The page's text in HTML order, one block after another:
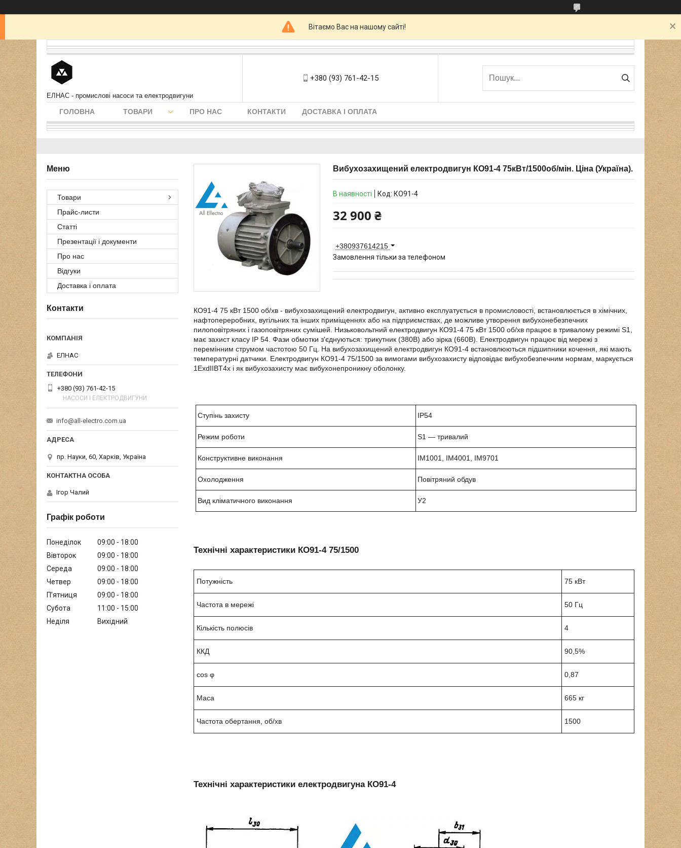
Вітаємо Вас на нашому сайті!
ЕЛНАС - промислові насоси та електродвигуни
+380 (93) 761-42-15
ГОЛОВНА ТОВАРИ ПРО НАС КОНТАКТИ ДОСТАВКА І ОПЛАТА
Вибухозахищений електродвигун КО91-4 75кВт/1500об/мін. Ціна (Україна).
В наявності Код: КО91-4
32 900 ₴
+380937614215
Замовлення тільки за телефоном
КО91-4 75 кВт 1500 об/хв - вибухозахищений електродвигун, активно експлуатується в промисловості, встановлюється в хімічних,
нафтопереробних, вугільних та інших приміщеннях або на підприємствах, де можливе утворення вибухонебезпечних
пилоповітряних і газоповітряних сумішей. Низьковольтний електродвигун КО91-4 75 кВт 1500 об/хв працює в тривалому режимі S1,
має захист класу ІР 54. Фази обмотки з'єднуються: трикутник (380В) або зірка (660В). Електродвигун працює від мережі з
перемінним струмом частотою 50 Гц. На вибухозахищений електродвигун КО91-4 встановлюються підшипники кочення, які мають
температурні датчики. Електродвигун КО91-4 75/1500 за вимогами вибухозахисту відповідає вибухобезпечним нормам, маркується
1ExdIIBT4х і як вибухозахисту має вибухонепроникну оболонку.
Ступінь захисту IP54
Режим роботи S1 ― тривалий
Конструктивне виконання IM1001, IM4001, IM9701
Охолодження Повітряний обдув
Вид кліматичного виконання У2
Технічні характеристики КО91-4 75/1500
Потужність 75 кВт
Частота в мережі 50 Гц
Кількість полюсів 4
ККД 90,5%
cos φ 0,87
Маса 665 кг
Частота обертання, об/хв 1500
Технічні характеристики електродвигуна КО91-4
Товари
Прайс-листи
Статті
Презентації і документи
Про нас
Відгуки
Доставка і оплата
Контакти
ЕЛНАС
+380 (93) 761-42-15
НАСОСИ І ЕЛЕКТРОДВИГУНИ
info@all-electro.com.ua
пр. Науки, 60, Харків, Україна
Ігор Чалий
Графік роботи
Понеділок 09:00
18:00
Вівторок
09:00
18:00
Середа
09:00
18:00
Четвер
09:00
18:00
Пʼятниця
09:00
18:00
Субота
11:00
15:00
Неділя
Вихідний